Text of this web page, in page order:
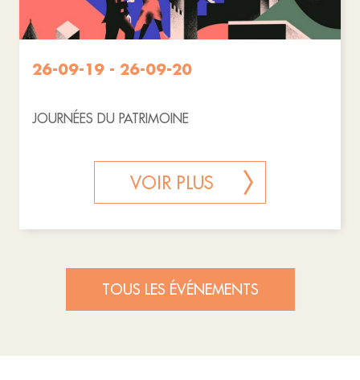
26-09-19 - 26-09-20
JOURNÉES DU PATRIMOINE
VOIR PLUS
TOUS LES ÉVÉNEMENTS